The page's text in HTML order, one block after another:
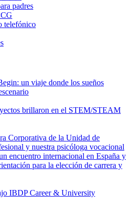
padres
telefónico
un viaje donde los sueños
brillaron en el STEM/STEAM
Corporativa de la Unidad de
y nuestra psicóloga vocacional
encuentro internacional en España y
para la elección de carrera y
IBDP Career & University